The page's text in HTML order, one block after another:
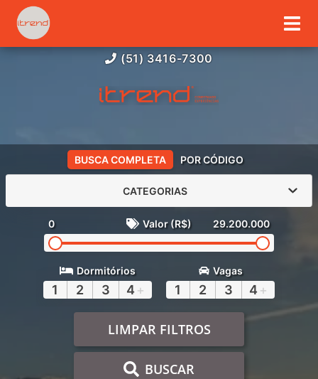
(51) 3416-7300
BUSCA COMPLETA POR CÓDIGO
CATEGORIAS
0 Valor (R$) 29.200.000
Dormitórios
1 2 3 4 +
Vagas
1 2 3 4 +
LIMPAR FILTROS
BUSCAR